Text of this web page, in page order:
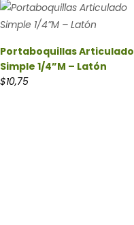
Portaboquillas Articulado
Simple 1/4”M – Latón
$10,75